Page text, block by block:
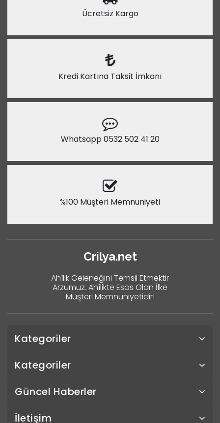
Ücretsiz Kargo
Kredi Kartına Taksit İmkanı
Whatsapp 0532 502 41 20
%100 Müşteri Memnuniyeti
Crilya.net
Ahîlik Geleneğini Temsil Etmektir
Arzumuz. Ahîlikte Esas Olan İlke
Müşteri Memnuniyetidir!
Kategoriler
Kategoriler
Güncel Haberler
İletişim